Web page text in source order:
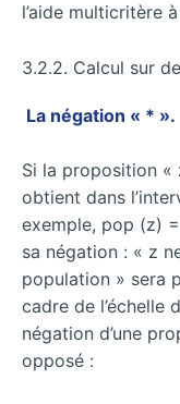
l’aide multicritère
3.2.2. Calcul sur
La négation « * ».
Si la proposition «
obtient dans
exemple, pop (z)
sa négation : « z
population » sera
cadre de l’échelle
négation d’une
opposé :